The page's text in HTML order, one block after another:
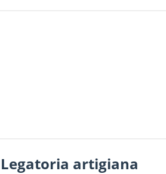
Legatoria artigiana